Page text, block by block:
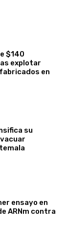
$140
explotar
en
su
ensayo en
ARNm contra